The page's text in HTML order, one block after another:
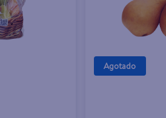
Agotado